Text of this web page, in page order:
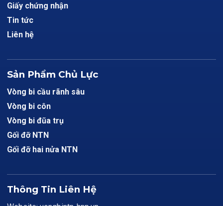
Giấy chứng nhận
Tin tức
Liên hệ
Sản Phẩm Chủ Lực
Vòng bi cầu rãnh sâu
Vòng bi côn
Vòng bi đũa trụ
Gối đỡ NTN
Gối đỡ hai nửa NTN
Thông Tin Liên Hệ